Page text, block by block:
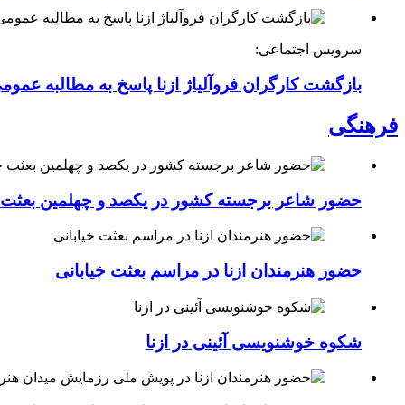
سرویس اجتماعی:
بازگشت کارگران فروآلیاژ ازنا پاسخ به مطالبه
فرهنگی
حضور شاعر برجسته کشور در یکصد و چهلمین بعثت
حضور هنرمندان ازنا در مراسم بعثت خیابانی
شکوه خوشنویسی آئینی در ازنا